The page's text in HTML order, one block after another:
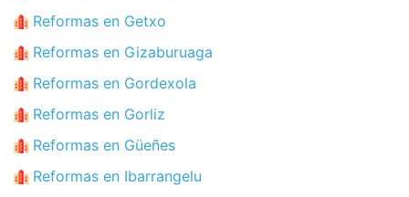
Reformas en Getxo
Reformas en Gizaburuaga
Reformas en Gordexola
Reformas en Gorliz
Reformas en Güeñes
Reformas en Ibarrangelu